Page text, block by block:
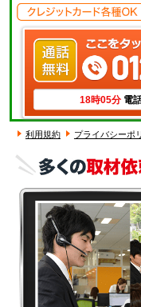
18時05分 電
利用規約 プライバシーポ